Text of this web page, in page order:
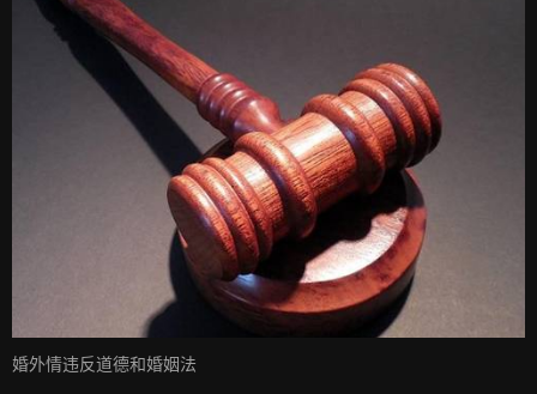
婚外情违反道德和婚姻法